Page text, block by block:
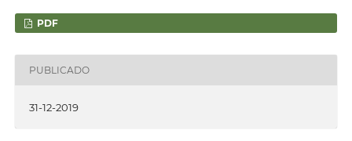
PDF
PUBLICADO
31-12-2019